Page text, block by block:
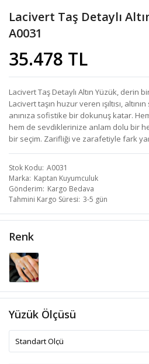
Lacivert Taş Detaylı
A0031
35.478 TL
Lacivert Taş Detaylı Altın Yüzük, derin
Lacivert taşın huzur veren ışıltısı,
anınıza sofistike bir dokunuş katar.
hem de sevdiklerinize anlam dolu bir
bir seçim. Zarifliği ve zarafetiyle fark
Stok Kodu A0031
Marka Kaptan Kuyumculuk
Gönderim Kargo Bedava
Tahmini Kargo Süresi 3-5 gün
Renk
Yüzük Ölçüsü